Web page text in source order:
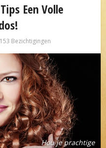
Een Volle
Bezichtigingen
Hou je prachtige